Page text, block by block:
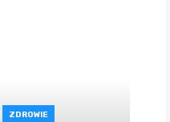
ZDROWIE